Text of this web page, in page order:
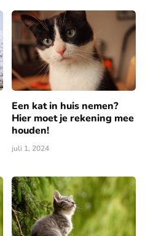
Een kat in huis nemen?
Hier moet je rekening mee
houden!
juli 1, 2024